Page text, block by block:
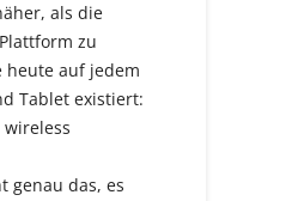
als die
zu
heute auf jedem
Tablet existiert:
genau das, es